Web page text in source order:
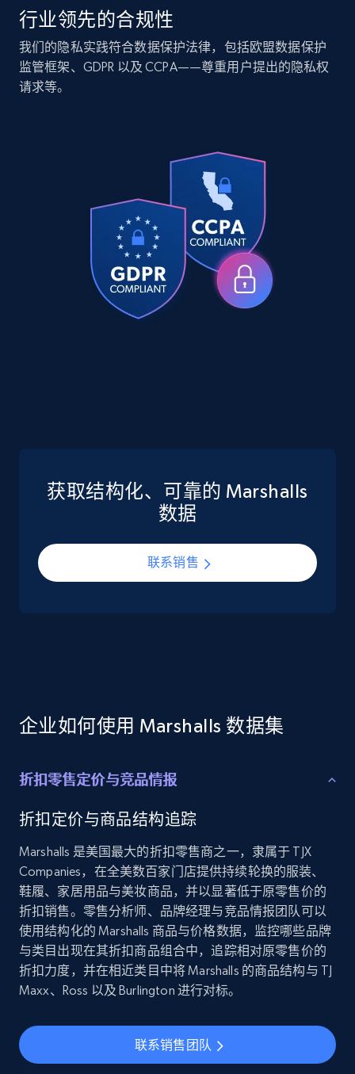
Companies information enriched dataset
URL, ID lc, Name lc, Country code lc, Locations
lc, Followers lc, Employees in linkedin lc, About
539+
Walmart - products
URL, Final price, Sku, Currency, Gtin,
Specifications, Image urls, Top reviews, and
TikTok Shop
price, Final price, Discount percent, and more.
Employees business enriched dataset
connections, and more.
Business Enriched
5.3K+ 384+ 立即购买
YouTube - Channels
URL, Handle, Handle md5, Banner img, Profile
image, Name, Subscribers, Description, and
行业领先的合规性
我们的隐私实践符合数据保护法律，包括欧盟数据保护
监管框架、GDPR 以及 CCPA——尊重用户提出的隐私权
请求等。
获取结构化、可靠的 Marshalls
数据
联系销售
企业如何使用 Marshalls 数据集
折扣零售定价与竞品情报
折扣定价与商品结构追踪
Marshalls 是美国最大的折扣零售商之一，隶属于 TJX
Companies，在全美数百家门店提供持续轮换的服装、
鞋履、家居用品与美妆商品，并以显著低于原零售价的
折扣销售。零售分析师、品牌经理与竞品情报团队可以
使用结构化的 Marshalls 商品与价格数据，监控哪些品牌
与类目出现在其折扣商品组合中，追踪相对原零售价的
折扣力度，并在相近类目中将 Marshalls 的商品结构与 TJ
Maxx、Ross 以及 Burlington 进行对标。
联系销售团队